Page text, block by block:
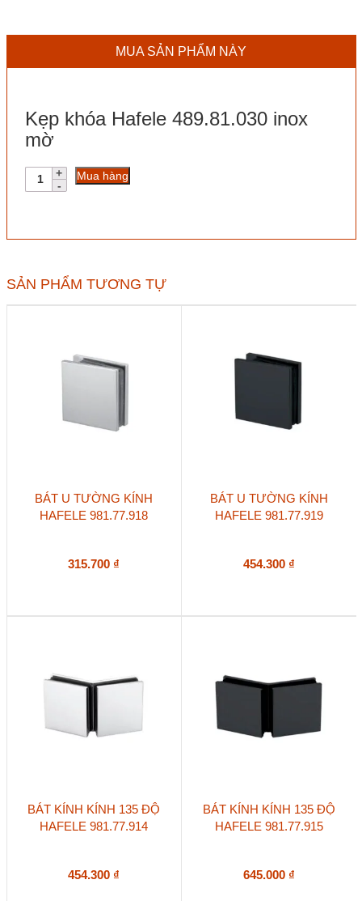
MUA SẢN PHẨM NÀY
Kẹp khóa Hafele 489.81.030 inox
mờ
Kẹp
Mua hàng
SẢN PHẨM TƯƠNG TỰ
BÁT U TƯỜNG KÍNH
HAFELE 981.77.918
315.700 ₫
BÁT U TƯỜNG KÍNH
HAFELE 981.77.919
454.300 ₫
BÁT KÍNH KÍNH 135 ĐỘ
HAFELE 981.77.914
454.300 ₫
BÁT KÍNH KÍNH 135 ĐỘ
HAFELE 981.77.915
645.000 ₫